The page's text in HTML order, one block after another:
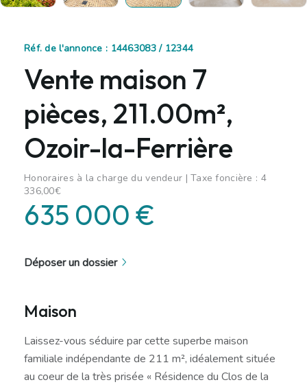
Réf. de l'annonce : 14463083 / 12344
Vente maison 7
pièces, 211.00m²,
Ozoir-la-Ferrière
Honoraires à la charge du vendeur | Taxe foncière : 4
336,00€
635 000 €
Déposer un dossier
Maison
Laissez-vous séduire par cette superbe maison
familiale indépendante de 211 m², idéalement située
au coeur de la très prisée « Résidence du Clos de la